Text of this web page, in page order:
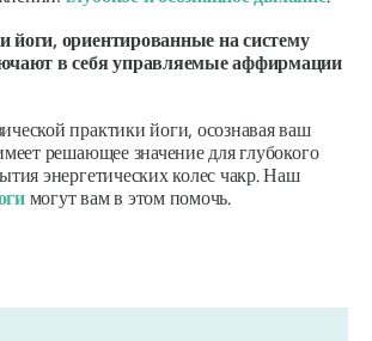
йоги, ориентированные на систему
в себя управляемые аффирмации
практики йоги, осознавая ваш
решающее значение для глубокого
энергетических колес чакр. Наш
могут вам в этом помочь.